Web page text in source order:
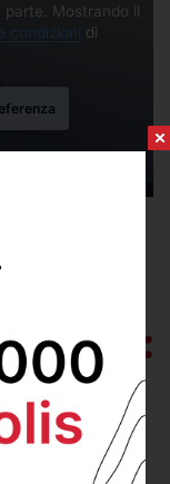
Mostrando il
condizioni di
dati Regione
osservare
arriva
Pescara (157) e